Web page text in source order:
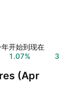
年开始到现在
1.07%
(Apr